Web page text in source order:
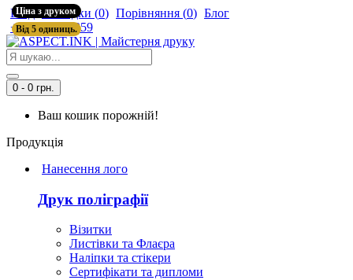
Вхід Закладки (0) Порівняння (0) Блог
+380965726359
0 - 0 грн.
Ваш кошик порожній!
Продукція
Нанесення лого
Друк поліграфії
Візитки
Листівки та Флаєра
Наліпки та стікери
Сертифікати та дипломи
Ціна з друком
Від 5 одиниць.